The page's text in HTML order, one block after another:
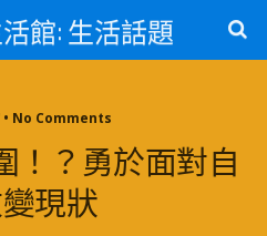
活館: 生活話題
• No Comments
！？勇於面對自
現狀